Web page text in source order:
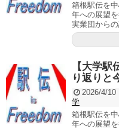
箱根駅伝を
年への展望
実業団から
【大学
り返りと
2026/4/10
学
箱根駅伝を
年への展望